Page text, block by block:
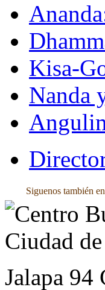
Kisa-
Nanda
Siguenos también
Jalapa 94